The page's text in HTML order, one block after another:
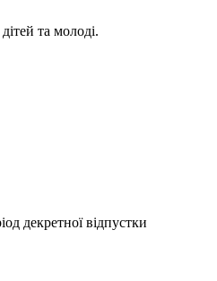
та молоді.
декретної відпустки